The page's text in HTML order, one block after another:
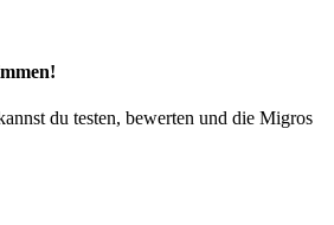
du testen, bewerten und die Migros